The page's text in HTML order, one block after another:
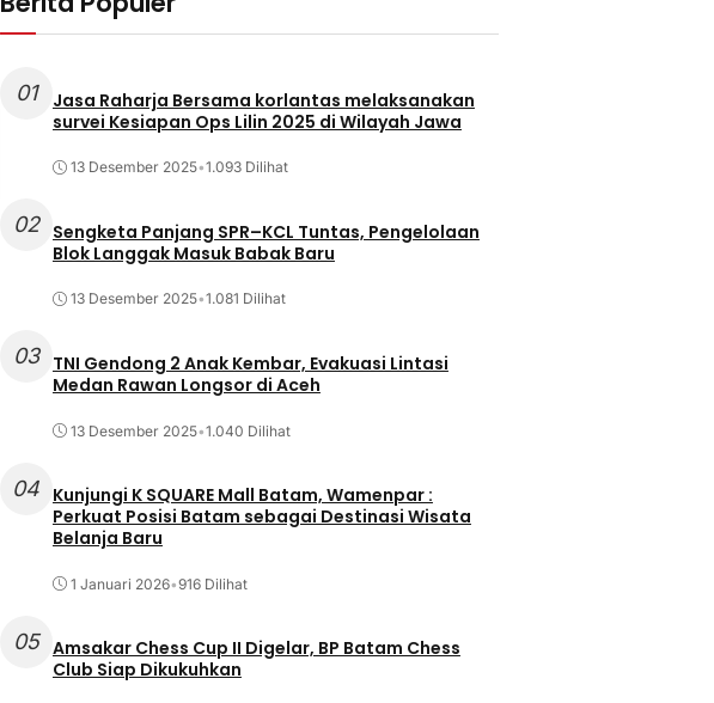
01
Jasa Raharja Bersama korlantas melaksanakan
survei Kesiapan Ops Lilin 2025 di Wilayah Jawa
13 Desember 2025•1.093 Dilihat
02
Sengketa Panjang SPR–KCL Tuntas, Pengelolaan
Blok Langgak Masuk Babak Baru
13 Desember 2025•1.081 Dilihat
03
TNI Gendong 2 Anak Kembar, Evakuasi Lintasi
Medan Rawan Longsor di Aceh
13 Desember 2025•1.040 Dilihat
04 Kunjungi K SQUARE Mall Batam, Wamenpar :
Perkuat Posisi Batam sebagai Destinasi Wisata
Belanja Baru
1 Januari 2026•916 Dilihat
05 Amsakar Chess Cup II Digelar, BP Batam Chess
Club Siap Dikukuhkan